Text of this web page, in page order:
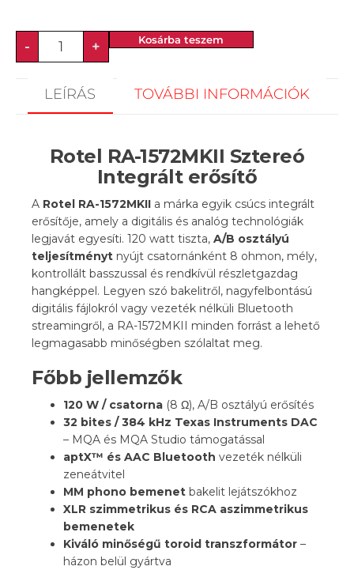
- + Kosárba teszem
LEÍRÁS TOVÁBBI INFORMÁCIÓK
Rotel RA-1572MKII Sztereó
Integrált erősítő
A Rotel RA-1572MKII a márka egyik csúcs integrált
erősítője, amely a digitális és analóg technológiák
legjavát egyesíti. 120 watt tiszta, A/B osztályú
teljesítményt nyújt csatornánként 8 ohmon, mély,
kontrollált basszussal és rendkívül részletgazdag
hangképpel. Legyen szó bakelitről, nagyfelbontású
digitális fájlokról vagy vezeték nélküli Bluetooth
streamingről, a RA-1572MKII minden forrást a lehető
legmagasabb minőségben szólaltat meg.
Főbb jellemzők
120 W / csatorna (8 Ω), A/B osztályú erősítés
32 bites / 384 kHz Texas Instruments DAC
– MQA és MQA Studio támogatással
aptX™ és AAC Bluetooth vezeték nélküli
zeneátvitel
MM phono bemenet bakelit lejátszókhoz
XLR szimmetrikus és RCA aszimmetrikus
bemenetek
Kiváló minőségű toroid transzformátor –
házon belül gyártva